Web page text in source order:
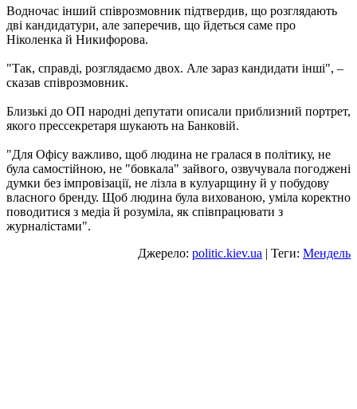
Водночас інший співрозмовник підтвердив, що розглядають
дві кандидатури, але заперечив, що йдеться саме про
Ніколенка й Никифорова.
"Так, справді, розглядаємо двох. Але зараз кандидати інші", –
сказав співрозмовник.
Близькі до ОП народні депутати описали приблизний портрет,
якого прессекретаря шукають на Банковій.
"Для Офісу важливо, щоб людина не гралася в політику, не
була самостійною, не "бовкала" зайвого, озвучувала погоджені
думки без імпровізації, не лізла в кулуарщину й у побудову
власного бренду. Щоб людина була вихованою, уміла коректно
поводитися з медіа й розуміла, як співпрацювати з
журналістами".
Джерело: politic.kiev.ua | Теги: Мендель